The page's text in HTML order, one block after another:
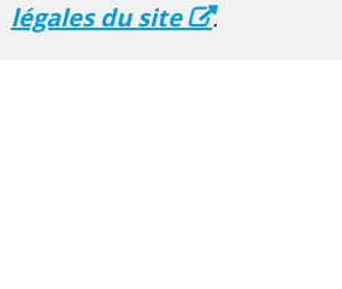
légales du site
.